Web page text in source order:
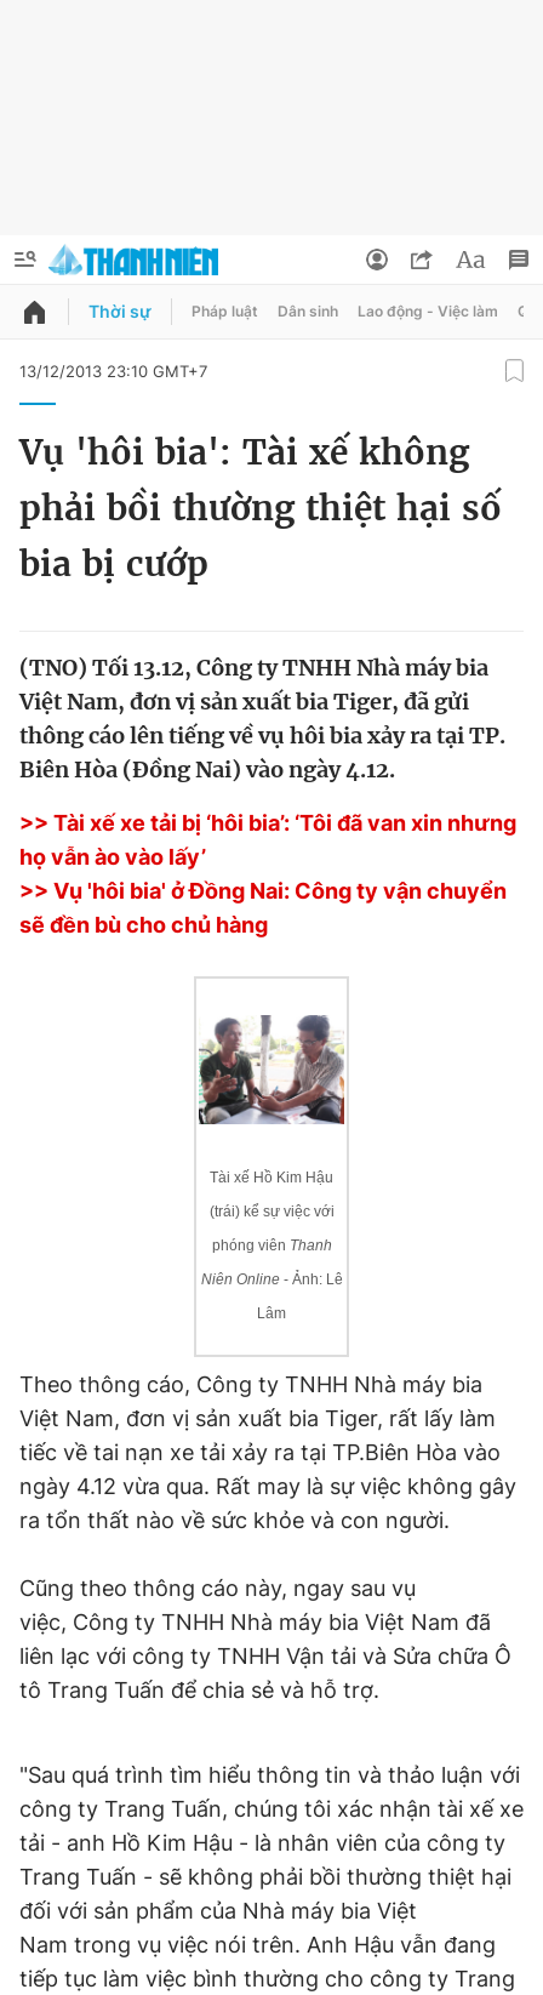
QUẢNG CÁO
Chuyên mục
Chào ngày mới
Tin thị trường Tin 360
Video Magazine
Sản phẩm khác
Tiện ích Bạn cần biết
0906 645 777
Liên hệ quảng cáo
0908 780 404
Đặt báo Quảng cáo RSS Tòa soạn Chính sách bảo
Tổng biên tập: Nguyễn Ngọc Toàn
Phó tổng biên tập thường trực: Hải Thành
Phó tổng biên tập: Lâm Hiếu Dũng
Tổng thư ký tòa soạn: Đức Trung
Giấy phép xuất bản số 110/GP - BTTTT cấp ngày 24.3.2020
© 2003-2026 Bản quyền thuộc về Báo Thanh Niên. Cấm sao
chép dưới mọi hình thức nếu không có sự chấp thuận bằng văn
bản. Phát triển bởi ePi Technologies, JSC.
Đổi mật khẩu
Tin đã lưu
Tin đã xem
Thời sự Pháp luật Dân sinh Lao động - Việc làm
13/12/2013 23:10 GMT+7
Vụ 'hôi bia': Tài xế không
phải bồi thường thiệt hại số
bia bị cướp
(TNO) Tối 13.12, Công ty TNHH Nhà máy bia
Việt Nam, đơn vị sản xuất bia Tiger, đã gửi
thông cáo lên tiếng về vụ hôi bia xảy ra tại TP.
Biên Hòa (Đồng Nai) vào ngày 4.12.
>> Tài xế xe tải bị ‘hôi bia’: ‘Tôi đã van xin nhưng
họ vẫn ào vào lấy’
>> Vụ 'hôi bia' ở Đồng Nai: Công ty vận chuyển
sẽ đền bù cho chủ hàng
Tài xế Hồ Kim Hậu
(trái) kể sự việc với
phóng viên Thanh
Niên Online - Ảnh: Lê
Lâm
Theo thông cáo, Công ty TNHH Nhà máy bia
Việt Nam, đơn vị sản xuất bia Tiger, rất lấy làm
tiếc về tai nạn xe tải xảy ra tại TP.Biên Hòa vào
ngày 4.12 vừa qua. Rất may là sự việc không gây
ra tổn thất nào về sức khỏe và con người.
Cũng theo thông cáo này, ngay sau vụ
việc, Công ty TNHH Nhà máy bia Việt Nam đã
liên lạc với công ty TNHH Vận tải và Sửa chữa Ô
tô Trang Tuấn để chia sẻ và hỗ trợ.
"Sau quá trình tìm hiểu thông tin và thảo luận với
công ty Trang Tuấn, chúng tôi xác nhận tài xế xe
tải - anh Hồ Kim Hậu - là nhân viên của công ty
Trang Tuấn - sẽ không phải bồi thường thiệt hại
đối với sản phẩm của Nhà máy bia Việt
Nam trong vụ việc nói trên. Anh Hậu vẫn đang
tiếp tục làm việc bình thường cho công ty Trang